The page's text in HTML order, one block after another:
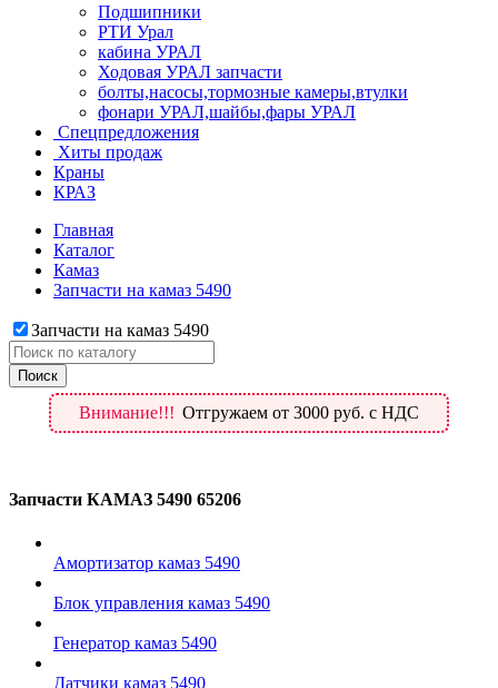
Подшипники
РТИ Урал
кабина УРАЛ
Ходовая УРАЛ запчасти
болты,насосы,тормозные камеры,втулки
фонари УРАЛ,шайбы,фары УРАЛ
Спецпредложения
Хиты продаж
Краны
КРАЗ
Главная
Каталог
Камаз
Запчасти на камаз 5490
Запчасти на камаз 5490
Внимание!!! Отгружаем от 3000 руб. с НДС
Запчасти КАМАЗ 5490 65206
Амортизатор камаз 5490
Блок управления камаз 5490
Генератор камаз 5490
Датчики камаз 5490